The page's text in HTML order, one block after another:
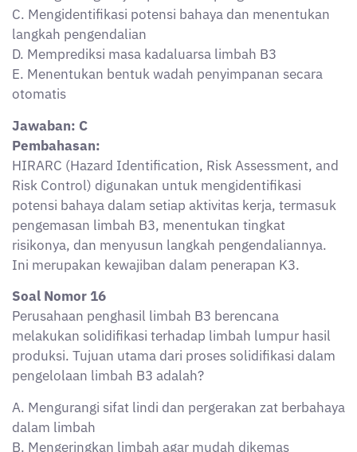
melakukan solidifikasi terhadap limbah lumpur hasil
produksi. Tujuan utama dari proses solidifikasi dalam
pengelolaan limbah B3 adalah?
A. Mengurangi sifat lindi dan pergerakan zat berbahaya
dalam limbah
B. Mengeringkan limbah agar mudah dikemas
C. Mengubah limbah menjadi bahan bakar alternatif
D. Meningkatkan kandungan nutrisi dalam limbah
untuk pupuk
E. Mengubah limbah menjadi bentuk cair agar mudah
diproses
Jawaban: E
Pembahasan:
Solidifikasi bertujuan untuk mengurangi pergerakan
zat berbahaya dalam limbah, memperkecil
kemungkinan lindi (cairan rembesan berbahaya)
keluar dari material limbah saat ditimbun. Biasanya
dilakukan sebelum limbah masuk ke landfill khusus
Soal Nomor 17
Pada kegiatan audit eksternal terhadap fasilitas